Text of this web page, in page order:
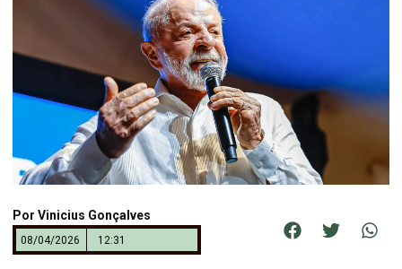
Por Vinicius Gonçalves
08/04/2026 12:31